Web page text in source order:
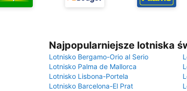
Najpopularniejsze lotniska
Lotnisko Bergamo-Orio al Serio
Lotnisko Palma de Mallorca
Lotnisko Lisbona-Portela
Lotnisko Barcelona-El Prat